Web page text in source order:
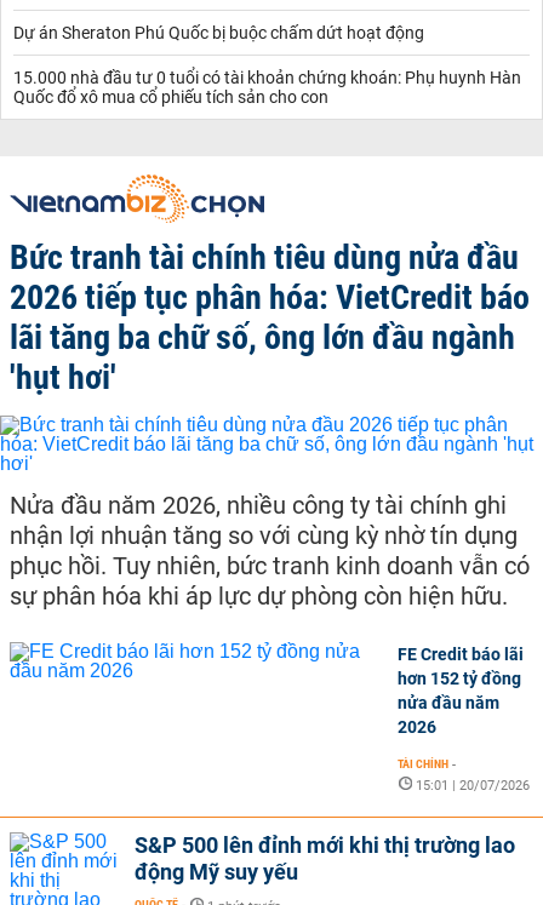
Dự án Sheraton Phú Quốc bị buộc chấm dứt hoạt động
15.000 nhà đầu tư 0 tuổi có tài khoản chứng khoán: Phụ huynh Hàn
Quốc đổ xô mua cổ phiếu tích sản cho con
Bức tranh tài chính tiêu dùng nửa đầu
2026 tiếp tục phân hóa: VietCredit báo
lãi tăng ba chữ số, ông lớn đầu ngành
'hụt hơi'
Nửa đầu năm 2026, nhiều công ty tài chính ghi
nhận lợi nhuận tăng so với cùng kỳ nhờ tín dụng
phục hồi. Tuy nhiên, bức tranh kinh doanh vẫn có
sự phân hóa khi áp lực dự phòng còn hiện hữu.
FE Credit báo lãi
hơn 152 tỷ đồng
nửa đầu năm
2026
TÀI CHÍNH -
15:01 | 20/07/2026
S&P 500 lên đỉnh mới khi thị trường lao
động Mỹ suy yếu